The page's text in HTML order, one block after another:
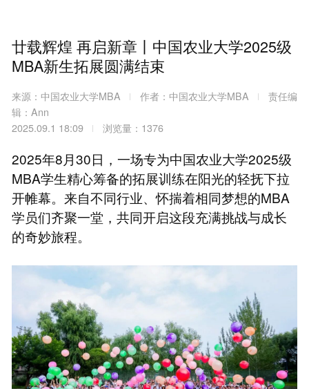
廿载辉煌 再启新章丨中国农业大学2025级
MBA新生拓展圆满结束
来源：中国农业大学MBA 作者：中国农业大学MBA
责任编
辑：Ann
2025.09.1 18:09
浏览量：1376
2025年8月30日，一场专为中国农业大学2025级
MBA学生精心筹备的拓展训练在阳光的轻抚下拉
开帷幕。来自不同行业、怀揣着相同梦想的MBA
学员们齐聚一堂，共同开启这段充满挑战与成长
的奇妙旅程。